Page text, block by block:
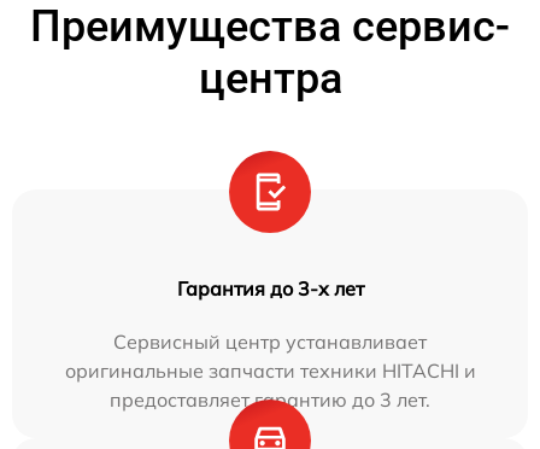
Преимущества сервис-
центра
Гарантия до 3-х лет
Сервисный центр устанавливает
оригинальные запчасти техники HITACHI и
предоставляет гарантию до 3 лет.